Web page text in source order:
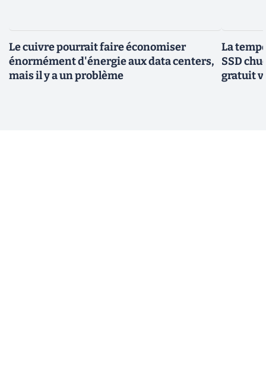
Le cuivre pourrait faire économiser
énormément d'énergie aux data centers,
mais il y a un problème
La
SSD
gratuit